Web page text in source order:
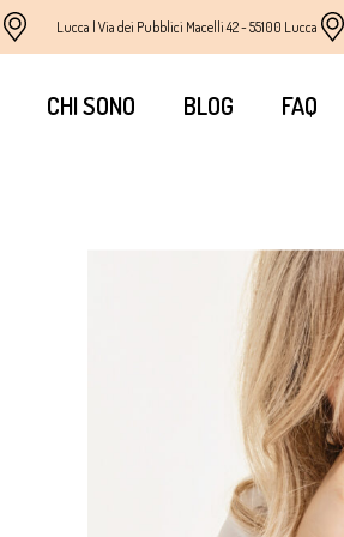
Lucca | Via dei Pubblici Macelli 42 - 55100 Lucca
CHI SONO BLOG FAQ